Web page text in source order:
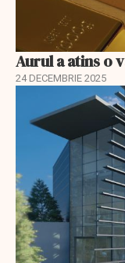
Aurul a atins o
24 DECEMBRIE 2025